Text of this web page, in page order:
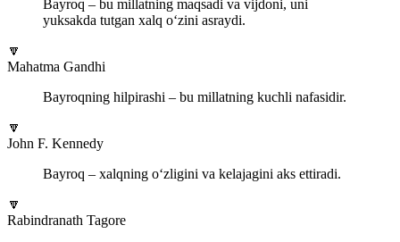
Bayroq – bu millatning maqsadi va vijdoni, uni
yuksakda tutgan xalq o‘zini asraydi.
🔽
Mahatma Gandhi
Bayroqning hilpirashi – bu millatning kuchli nafasidir.
🔽
John F. Kennedy
Bayroq – xalqning o‘zligini va kelajagini aks ettiradi.
🔽
Rabindranath Tagore